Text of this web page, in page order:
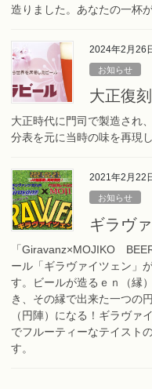
造りました。あなたの一杯
2024年2月26
お知らせ
大正復
大正時代に門司で製造され
分表を元に当時の味を再現
2021年2月22
お知らせ
ギラヴ
「Giravanz×MOJIKO
ール「ギラヴァイツェン」
す。ビールが造るｅｎ（縁
き、その縁で出来た一つの
（円陣）になる！ギラヴァ
でフルーティーなテイスト
す。